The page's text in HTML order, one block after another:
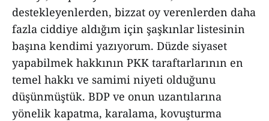
destekleyenlerden, bizzat oy verenlerden daha
fazla ciddiye aldığım için şaşkınlar listesinin
başına kendimi yazıyorum. Düzde siyaset
yapabilmek hakkının PKK taraftarlarının en
temel hakkı ve samimi niyeti olduğunu
düşünmüştük. BDP ve onun uzantılarına
yönelik kapatma, karalama, kovuşturma